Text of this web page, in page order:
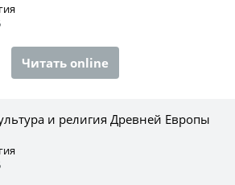
Читать online
и религия Древней Европы